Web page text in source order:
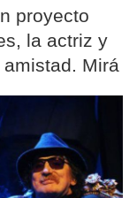
proyecto
la actriz y
Mirá